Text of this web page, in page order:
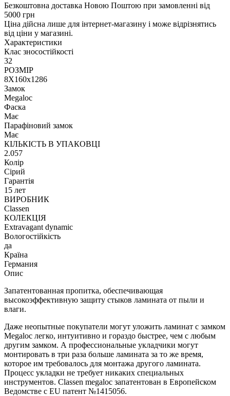
Безкоштовна доставка Новою Поштою при замовленні від
5000 грн
Ціна дійсна лише для інтернет-магазину і може відрізнятись
від ціни у магазині.
Характеристики
Клас зносостійкості
32
РОЗМІР
8X160x1286
Замок
Megaloc
Фаска
Має
Парафіновий замок
Має
КІЛЬКІСТЬ В УПАКОВЦІ
2.057
Колір
Сірий
Гарантія
15 лет
ВИРОБНИК
Classen
КОЛЕКЦІЯ
Extravagant dynamic
Вологостійкість
да
Країна
Германия
Опис
Запатентованная пропитка, обеспечивающая
высокоэффективную защиту стыков ламината от пыли и
влаги.
Даже неопытные покупатели могут уложить ламинат с замком
Megaloc легко, интуитивно и гораздо быстрее, чем с любым
другим замком. А профессиональные укладчики могут
монтировать в три раза больше ламината за то же время,
которое им требовалось для монтажа другого ламината.
Процесс укладки не требует никаких специальных
инструментов. Classen megaloc запатентован в Европейском
Ведомстве с EU патент №1415056.